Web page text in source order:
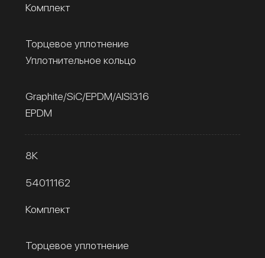
Комплект
Торцевое уплотнение
Уплотнительное кольцо
Graphite/SiC/EPDM/AISI316
EPDM
8К
54011162
Комплект
Торцевое уплотнение